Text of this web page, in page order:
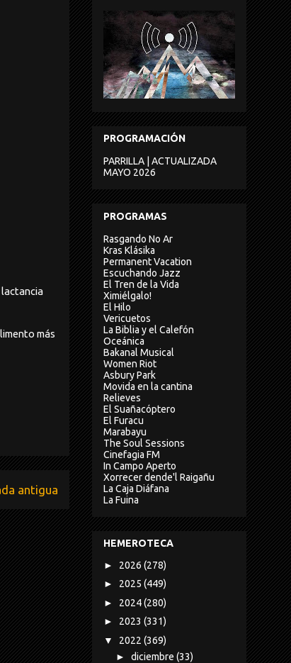
lactancia
más
antigua
PROGRAMACIÓN
PARRILLA | ACTUALIZADA
MAYO 2026
PROGRAMAS
Rasgando No Ar
Kras Klásika
Permanent Vacation
Escuchando Jazz
El Tren de la Vida
Ximiélgalo!
El Hilo
Vericuetos
La Biblia y el Calefón
Oceánica
Bakanal Musical
Women Riot
Asbury Park
Movida en la cantina
Relieves
El Suañacóptero
El Furacu
Marabayu
The Soul Sessions
Cinefagia FM
In Campo Aperto
Xorrecer dende'l Raigañu
La Caja Diáfana
La Fuina
HEMEROTECA
► 2026 (278)
► 2025 (449)
► 2024(280)
► 2023 (331)
▼ 2022 (369)
► diciembre (33)